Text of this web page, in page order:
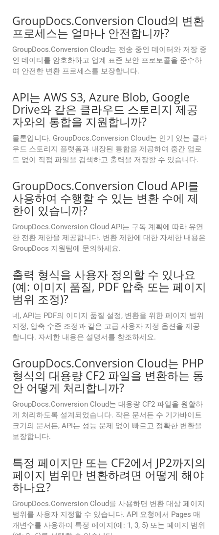
GroupDocs.Conversion Cloud의 변환
프로세스는 얼마나 안전합니까?
GroupDocs.Conversion Cloud는 전송 중인 데이터와 저장 중
인 데이터를 암호화하고 업계 표준 보안 프로토콜을 준수하
여 안전한 변환 프로세스를 보장합니다.
API는 AWS S3, Azure Blob, Google
Drive와 같은 클라우드 스토리지 제공
자와의 통합을 지원합니까?
물론입니다. GroupDocs.Conversion Cloud는 인기 있는 클라
우드 스토리지 플랫폼과 내장된 통합을 제공하여 중간 업로
드 없이 직접 파일을 검색하고 출력을 저장할 수 있습니다.
GroupDocs.Conversion Cloud API를
사용하여 수행할 수 있는 변환 수에 제
한이 있습니까?
GroupDocs.Conversion Cloud API는 구독 계획에 따라 유연
한 전환 제한을 제공합니다. 변환 제한에 대한 자세한 내용은
GroupDocs 지원팀에 문의하세요.
출력 형식을 사용자 정의할 수 있나요
(예: 이미지 품질, PDF 압축 또는 페이지
범위 조정)?
네, API는 PDF의 이미지 품질 설정, 변환을 위한 페이지 범위
지정, 압축 수준 조정과 같은 고급 사용자 지정 옵션을 제공
합니다. 자세한 내용은 설명서를 참조하세요.
GroupDocs.Conversion Cloud는 PHP
형식의 대용량 CF2 파일을 변환하는 동
안 어떻게 처리합니까?
GroupDocs.Conversion Cloud는 대용량 CF2 파일을 원활하
게 처리하도록 설계되었습니다. 작은 문서든 수 기가바이트
크기의 문서든, API는 성능 문제 없이 빠르고 정확한 변환을
보장합니다.
특정 페이지만 또는 CF2에서 JP2까지의
페이지 범위만 변환하려면 어떻게 해야
하나요?
GroupDocs.Conversion Cloud를 사용하면 변환 대상 페이지
범위를 사용자 지정할 수 있습니다. API 요청에서 Pages 매
개변수를 사용하여 특정 페이지(예: 1, 3, 5) 또는 페이지 범위